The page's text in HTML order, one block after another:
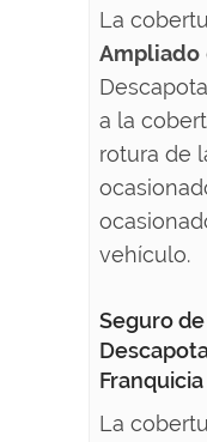
La
Ampliado
a la
rotura de
vehículo.
Seguro
Franquicia
La